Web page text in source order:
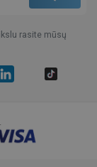
rasite mūsų